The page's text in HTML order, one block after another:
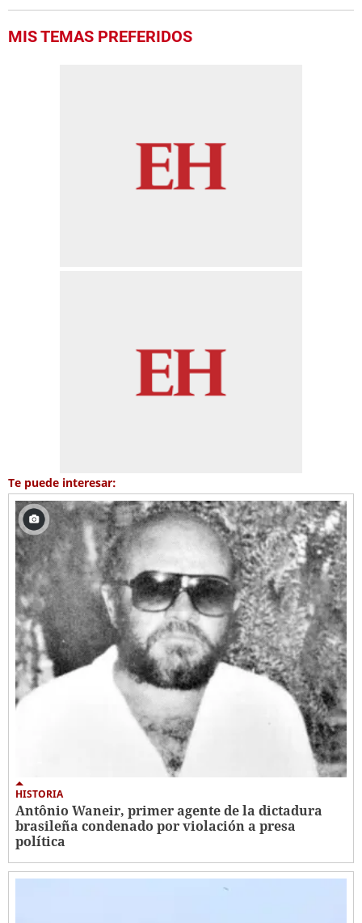
MIS TEMAS PREFERIDOS
Te puede interesar:
HISTORIA
Antônio Waneir, primer agente de la dictadura
brasileña condenado por violación a presa
política